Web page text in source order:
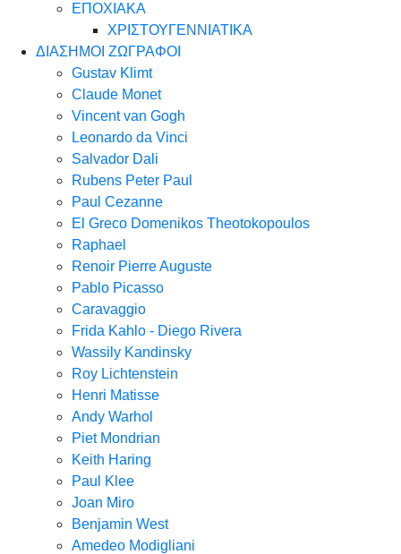
ΕΠΟΧΙΑΚΑ
ΧΡΙΣΤΟΥΓΕΝΝΙΑΤΙΚΑ
ΔΙΑΣΗΜΟΙ ΖΩΓΡΑΦΟΙ
Gustav Klimt
Claude Monet
Vincent van Gogh
Leonardo da Vinci
Salvador Dali
Rubens Peter Paul
Paul Cezanne
El Greco Domenikos Theotokopoulos
Raphael
Renoir Pierre Auguste
Pablo Picasso
Caravaggio
Frida Kahlo - Diego Rivera
Wassily Kandinsky
Roy Lichtenstein
Henri Matisse
Andy Warhol
Piet Mondrian
Keith Haring
Paul Klee
Joan Miro
Benjamin West
Amedeo Modigliani